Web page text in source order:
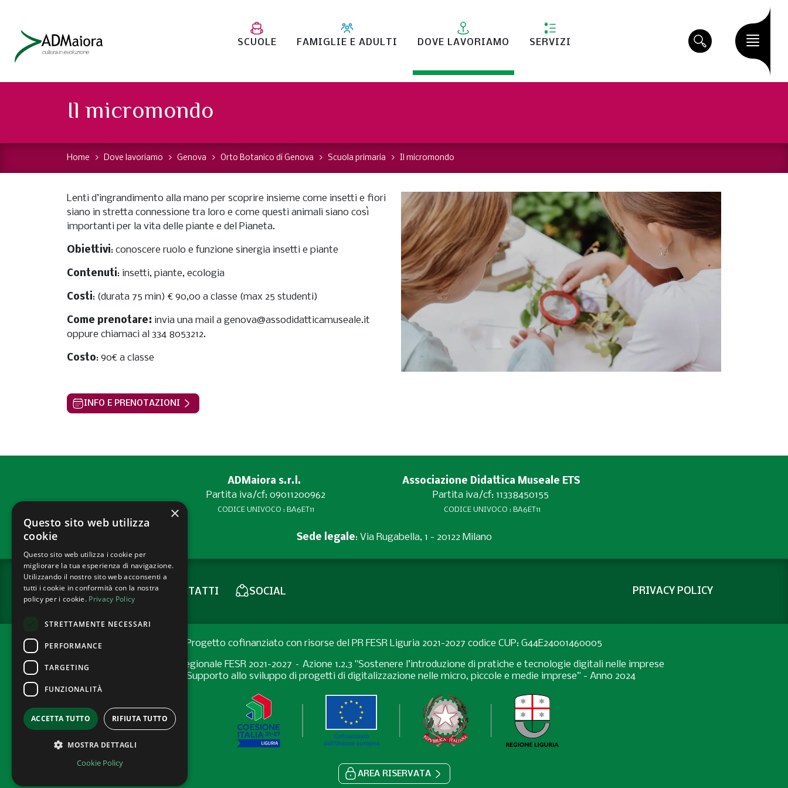
SCUOLE FAMIGLIE E ADULTI DOVE LAVORIAMO SERVIZI
Il micromondo
Home Dove lavoriamo Genova Orto Botanico di Genova Scuola primaria Il micromondo
Lenti d’ingrandimento alla mano per scoprire insieme come insetti e fiori
siano in stretta connessione tra loro e come questi animali siano così
importanti per la vita delle piante e del Pianeta.
Obiettivi: conoscere ruolo e funzione sinergia insetti e piante
Contenuti: insetti, piante, ecologia
Costi: (durata 75 min) € 90,00 a classe (max 25 studenti)
Come prenotare: invia una mail a genova@assodidatticamuseale.it
oppure chiamaci al 334 8053212.
Costo: 90€ a classe
INFO E PRENOTAZIONI
ADMaiora s.r.l.
Partita iva/cf: 09011200962
CODICE UNIVOCO : BA6ET11
Associazione Didattica Museale ETS
Partita iva/cf: 11338450155
CODICE UNIVOCO : BA6ET11
Sede legale: Via Rugabella, 1 - 20122 Milano
NEWSLETTER CONTATTI SOCIAL PRIVACY POLICY
Progetto cofinanziato con risorse del PR FESR Liguria 2021-2027 codice CUP: G44E24001460005
Programma Regionale FESR 2021-2027 – Azione 1.2.3 "Sostenere l’introduzione di pratiche e tecnologie digitali nelle imprese
Bando “Supporto allo sviluppo di progetti di digitalizzazione nelle micro, piccole e medie imprese” - Anno 2024
AREA RISERVATA
×
Questo sito web utilizza
cookie
Questo sito web utilizza i cookie per
migliorare la tua esperienza di navigazione.
Utilizzando il nostro sito web acconsenti a
tutti i cookie in conformità con la nostra
policy per i cookie. Privacy Policy
STRETTAMENTE NECESSARI
PERFORMANCE
TARGETING
FUNZIONALITÀ
ACCETTA TUTTO RIFIUTA TUTTO
MOSTRA DETTAGLI
Cookie Policy